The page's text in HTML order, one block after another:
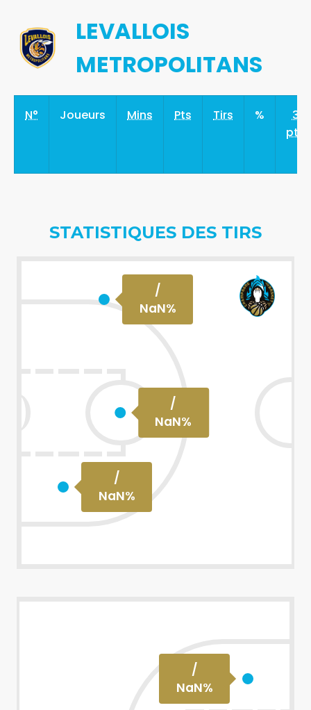
LEVALLOIS
METROPOLITANS
N° Joueurs Mins Pts Tirs %
3
pts
STATISTIQUES DES TIRS
/
NaN%
/
NaN%
/
NaN%
/
NaN%